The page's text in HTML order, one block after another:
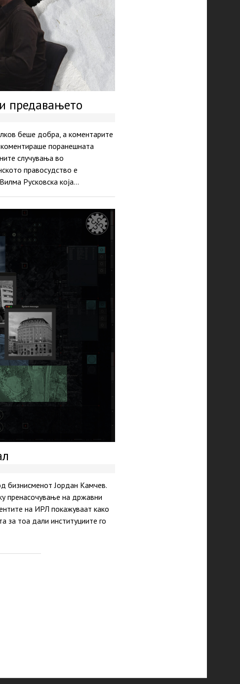
предавањето
беше добра, а коментарите
коментираше поранешната
случувања во
правосудство е
Русковска која…
бизнисменот Јордан Камчев.
пренасочување на државни
на ИРЛ покажуваат како
за тоа дали институциите го